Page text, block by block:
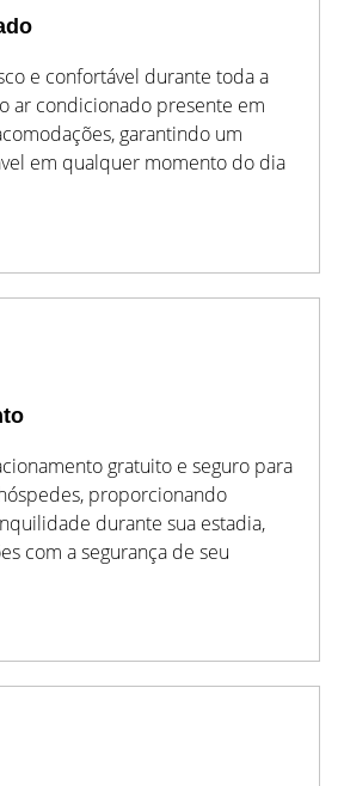
e confortável durante toda a
ar condicionado presente em
garantindo um
em qualquer momento do dia
gratuito e seguro para
proporcionando
durante sua estadia,
com a segurança de seu